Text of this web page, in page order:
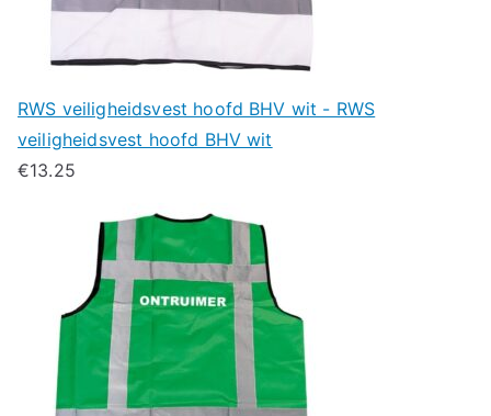
RWS veiligheidsvest hoofd BHV wit - RWS
veiligheidsvest hoofd BHV wit
€13.25